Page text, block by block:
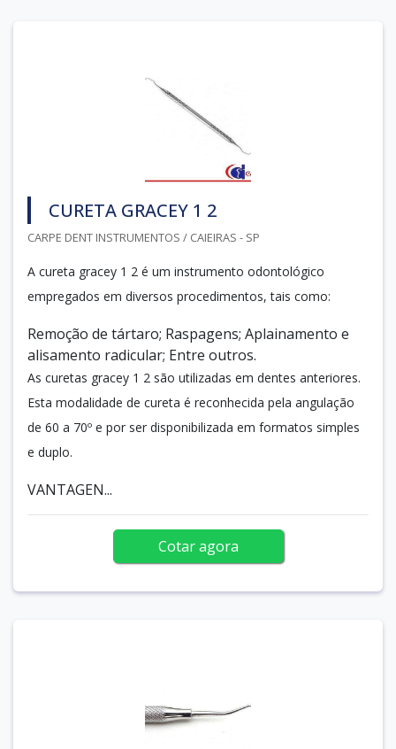
CURETA GRACEY 1 2
CARPE DENT INSTRUMENTOS / CAIEIRAS - SP
A cureta gracey 1 2 é um instrumento odontológico
empregados em diversos procedimentos, tais como:
Remoção de tártaro; Raspagens; Aplainamento e
alisamento radicular; Entre outros.
As curetas gracey 1 2 são utilizadas em dentes anteriores.
Esta modalidade de cureta é reconhecida pela angulação
de 60 a 70º e por ser disponibilizada em formatos simples
e duplo.
VANTAGEN...
Cotar agora